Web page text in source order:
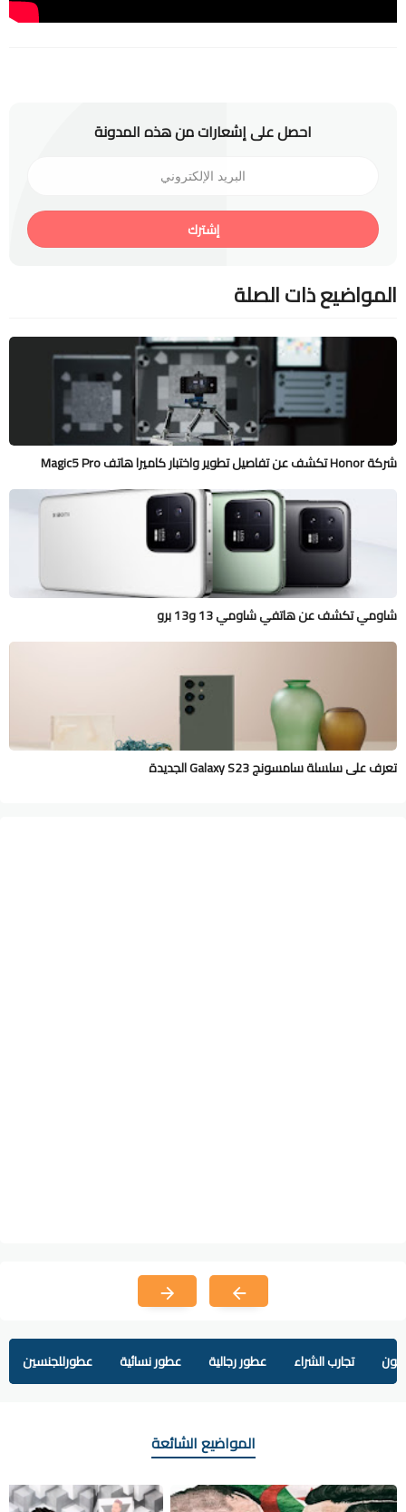
احصل على إشعارات من هذه المدونة
إشترك
المواضيع ذات الصلة
شركة Honor تكشف عن تفاصيل تطوير واختبار كاميرا هاتف Magic5 Pro
شاومي تكشف عن هاتفي شاومي 13 و13 برو
تعرف على سلسلة سامسونج Galaxy S23 الجديدة
تجارب الشراء عطور رجالية عطور نسائية عطورللجنسين
المواضيع الشائعة